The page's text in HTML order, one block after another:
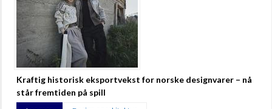
Kraftig historisk eksportvekst for norske designvarer – nå
står fremtiden på spill